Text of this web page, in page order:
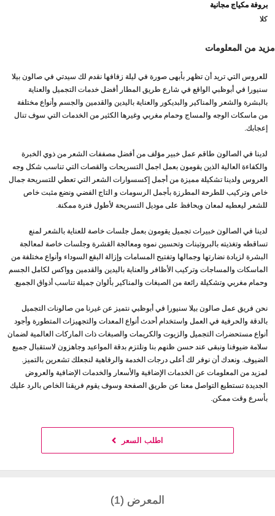
بروفة مكياج مجانية
كلا
مزيد من المعلومات
للعروس التي تريد أن تظهر بأبهى صورة في ليلة زفافها نقدم لك سيدتي في صالون بيلا
سنيورا في أبوظبي الواقع في شارع طريق المطار أفضل خدمات التجميل والعناية
بالبشرة والشعر والمناكير والبديكور والعناية باليدين والقدمين والجسم وأنواع مختلفة
من ماسكات الوجه والمساج وحمام مغربي وغيرها الكثير من الخدمات التي سوف تنال
إعجابك.
لدينا في الصالون طاقم عمل خبير مؤلف من أفضل مصففات الشعر من ذوي الخبرة
والكفاءة العالية الذين يقومون بعمل اجمل التسريحات والقصات التي تناسب شكل وجه
العروس ولدينا تشكيلة مميزة من أجمل إكسسوارات الشعر التي تعطي للتسريحة جمال
خاص وتركيب للطرحة المطرزة بأجمل الرسومات و التاج الفضي ونضع مثبت خاص
للشعر ليعطيه لمعان ويحافظ على موديل التسريحة لأطول فترة ممكنة.
لدينا في الصالون خبيرات تجميل يقومون بعمل جلسات خاصة للعناية بالشعر لمنع
تساقطه وتغذيته بالبروتينات وتحسين نموه ومعالجة القشرة وجلسات خاصة لمعالجة
البشرة لزيادة نضارتها وجمالها وتفتيح المسامات وإزالة البقع السوداء وأنواع مختلفة من
الماسكات والمساجات وتركيب الأظافر والعناية باليدين والقدمين وواكس لكامل الجسم
وحمام مغربي وتشكيلة رائعة من الصبغات والمناكير بألوان جميلة تناسب أذواق الجميع.
نحن فريق عمل صالون بيلا سنيورا في أبوظبي نتميز عن غيرنا من صالونات التجميل
بالدقة والحرفية في العمل واستخدام أحدث أنواع المعدات والتجهيزات المتطورة وأجود
أنواع مستحضرات التجميل والزيوت والكريمات والصبغات ذات الماركات العالمية لضمان
سلامة ضيوفنا ونبقى عند حسن ظنهم بنا ونلتزم بدقة المواعيد وجاهزون لاستقبال جميع
الضيوف. ونعدك أن نوفر لك أعلى درجات الخدمة والرفاهية لنجعلك تشعرين بالتميز.
لمزيد من المعلومات عن الخدمات الإضافية والأسعار والخدمات الإضافية والعروض
الجديدة تستطيع التواصل معنا عن طريق الصفحة وسوف يقوم فريقنا الخاص بالرد عليك
بأسرع وقت ممكن.
اطلب السعر
المعرض (1)